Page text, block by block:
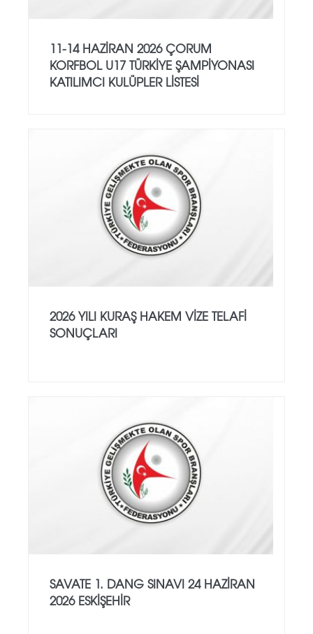
11-14 HAZİRAN 2026 ÇORUM
KORFBOL U17 TÜRKİYE ŞAMPİYONASI
KATILIMCI KULÜPLER LİSTESİ
2026 YILI KURAŞ HAKEM VİZE TELAFİ
SONUÇLARI
SAVATE 1. DANG SINAVI 24 HAZİRAN
2026 ESKİŞEHİR